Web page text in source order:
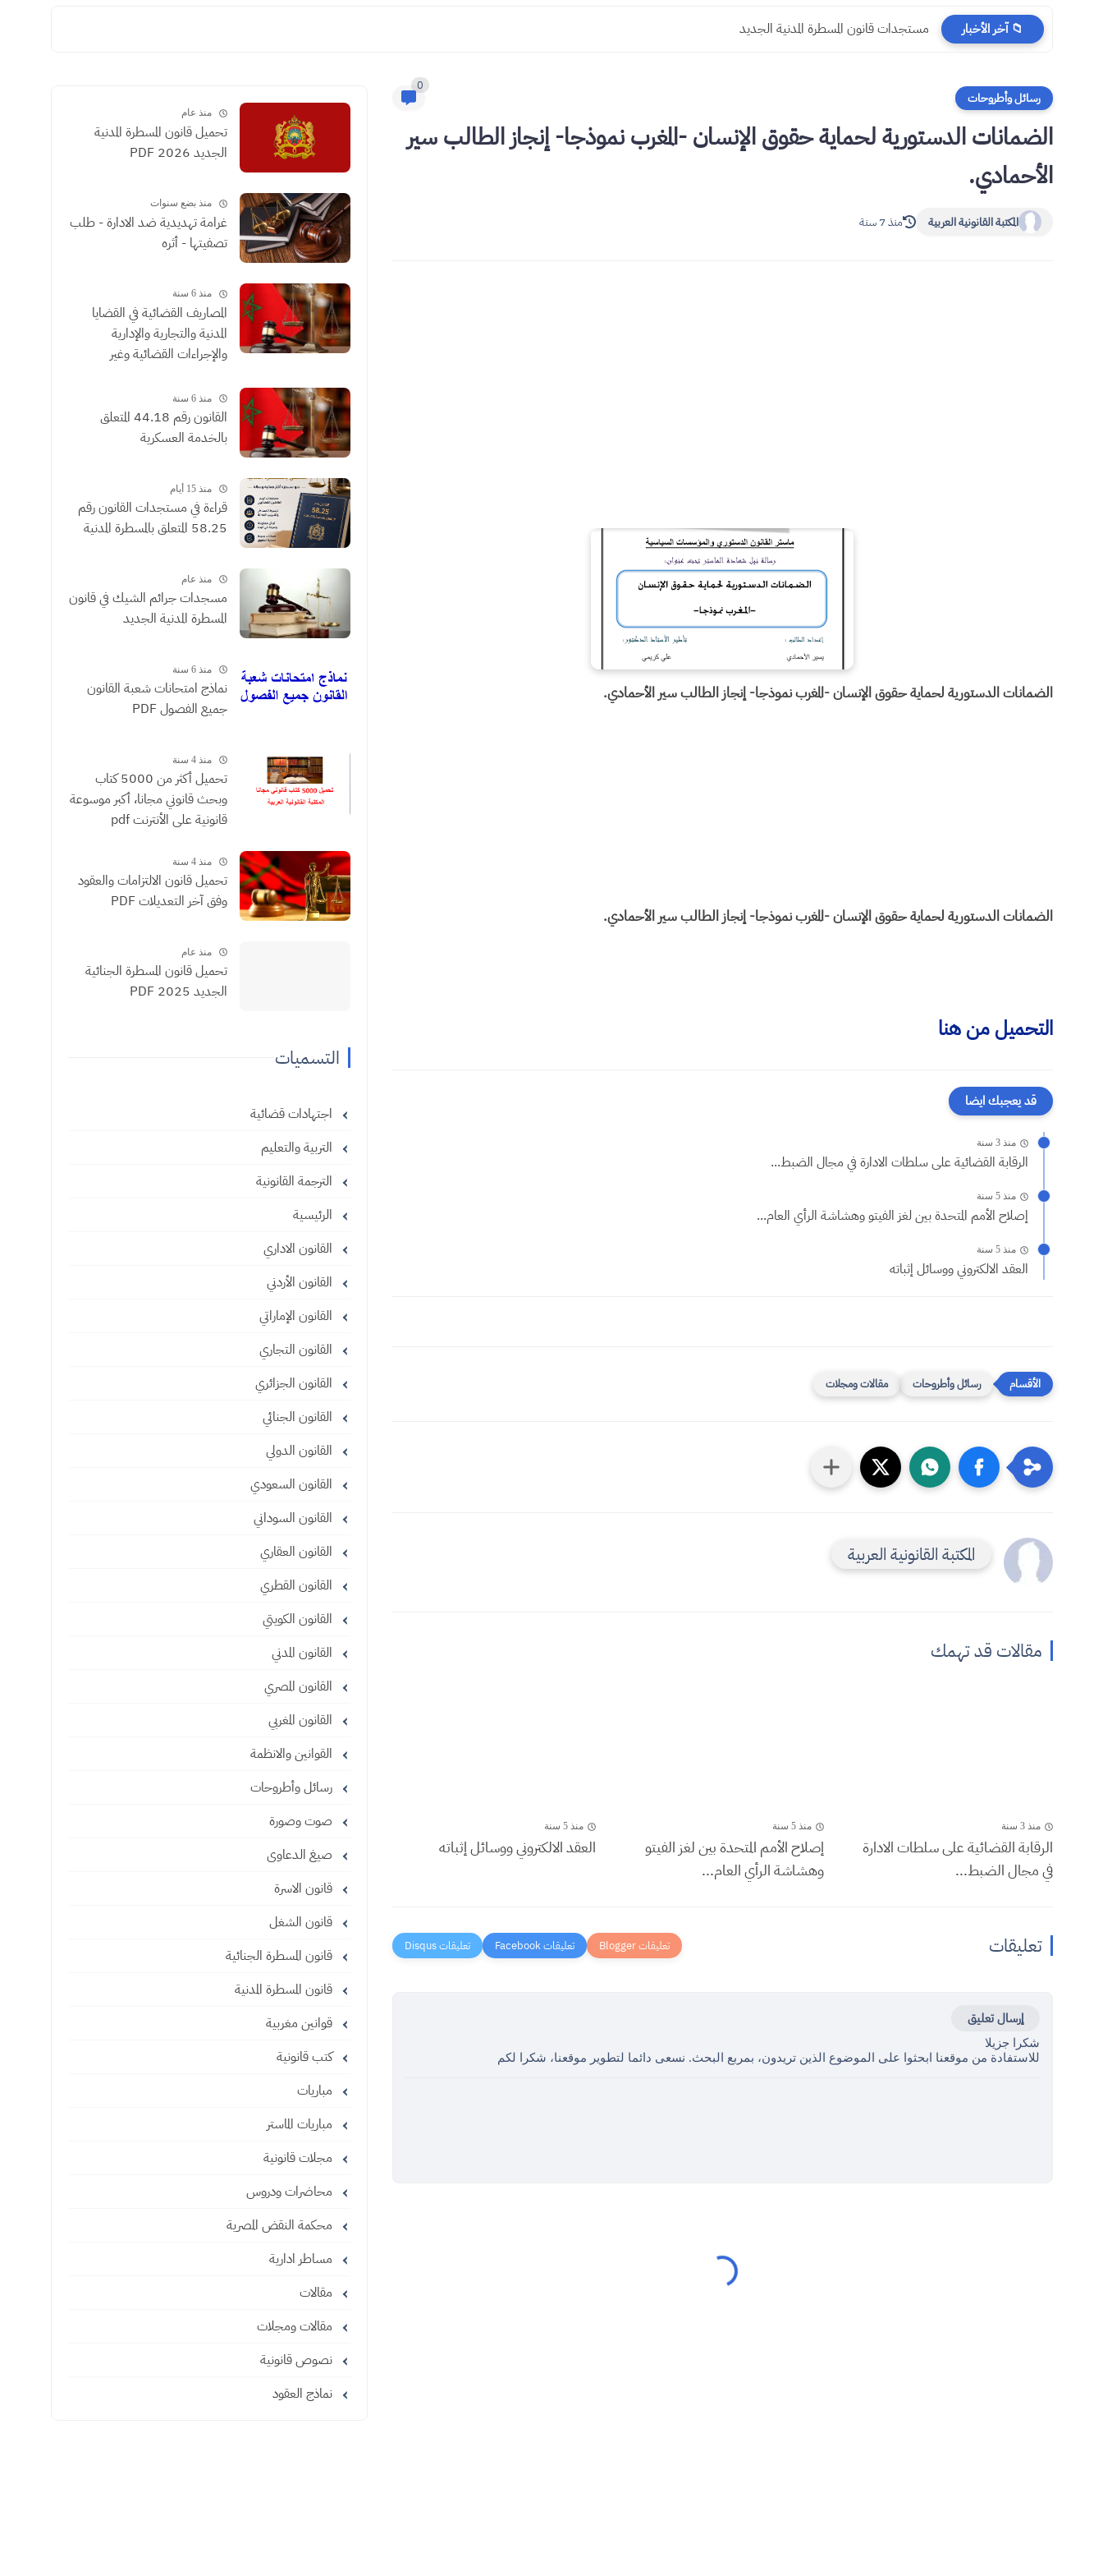
📁 آخر الأخبار مستجدات قانون المسطرة المدنية الجديد
رسائل وأطروحات
0
الضمانات الدستورية لحماية حقوق الإنسان -المغرب نموذجا- إنجاز الطالب سير
الأحمادي.
المكتبة القانونية العربية منذ 7 سنة
الضمانات الدستورية لحماية حقوق الإنسان -المغرب نموذجا- إنجاز الطالب سير الأحمادي.
الضمانات الدستورية لحماية حقوق الإنسان -المغرب نموذجا- إنجاز الطالب سير الأحمادي.
التحميل من هنا
قد يعجبك ايضا
منذ 3 سنة
الرقابة القضائية على سلطات الادارة في مجال الضبط...
منذ 5 سنة
إصلاح الأمم المتحدة بين لغز الفيتو وهشاشة الرأي العام...
منذ 5 سنة
العقد الالكتروني ووسائل إثباته
رسائل وأطروحات مقالات ومجلات
المكتبة القانونية العربية
مقالات قد تهمك
منذ 3 سنة
الرقابة القضائية على سلطات الادارة
في مجال الضبط...
منذ 5 سنة
إصلاح الأمم المتحدة بين لغز الفيتو
وهشاشة الرأي العام...
منذ 5 سنة
العقد الالكتروني ووسائل إثباته
تعليقات
إرسال تعليق
شكرا جزيلا
للاستفادة من موقعنا ابحثوا على الموضوع الذين تريدون، بمربع البحث. نسعى دائما لتطوير موقعنا، شكرا لكم
منذ عام
تحميل قانون المسطرة المدنية
الجديد 2026 PDF
منذ بضع سنوات
غرامة تهديدية ضد الادارة - طلب
تصفيتها - أثره
منذ 6 سنة
المصاريف القضائية في القضايا
المدنية والتجارية والإدارية
والإجراءات القضائية وغير
الموثقون
منذ 6 سنة
القانون رقم 44.18 المتعلق
بالخدمة العسكرية
منذ 15 أيام
​قراءة في مستجدات القانون رقم
58.25 المتعلق بالمسطرة المدنية
منذ عام
مسجدات جرائم الشيك في قانون
المسطرة المدنية الجديد
منذ 6 سنة
نماذج امتحانات شعبة القانون
جميع الفصول PDF
منذ 4 سنة
تحميل أكثر من 5000 كتاب
وبحث قانوني مجانا، أكبر موسوعة
قانونية على الأنترنت pdf
منذ 4 سنة
تحميل قانون الالتزامات والعقود
وفق آخر التعديلات PDF
منذ عام
تحميل قانون المسطرة الجنائية
الجديد 2025 PDF
التسميات
اجتهادات قضائية
التربية والتعليم
الترجمة القانونية
الرئيسية
القانون الاداري
القانون الأردني
القانون الإماراتي
القانون التجاري
القانون الجزائري
القانون الجنائي
القانون الدولي
القانون السعودي
القانون السوداني
القانون العقاري
القانون القطري
القانون الكويتي
القانون المدني
القانون المصري
القانون المغربي
القوانين والانظمة
رسائل وأطروحات
صوت وصورة
صيغ الدعاوى
قانون الاسرة
قانون الشغل
قانون المسطرة الجنائية
قانون المسطرة المدنية
قوانين مغربية
كتب قانونية
مباريات
مباريات الماستر
مجلات قانونية
محاضرات ودروس
محكمة النقض المصرية
مساطر ادارية
مقالات
مقالات ومجلات
نصوص قانونية
نماذج العقود